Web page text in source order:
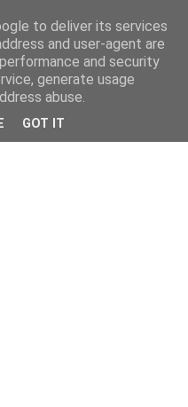
to deliver its services
and user-agent are
and security
generate usage
abuse.
GOT IT